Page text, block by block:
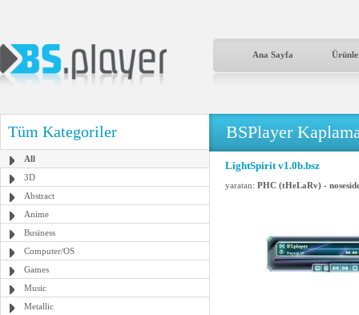
Ana Sayfa
Tüm Kategoriler
All
3D
Abstract
Anime
Business
Computer/OS
Games
Music
Metallic
BSPlayer
LightSpirit v1.0b.bsz
yaratan: PHC (tHeLaRv) -